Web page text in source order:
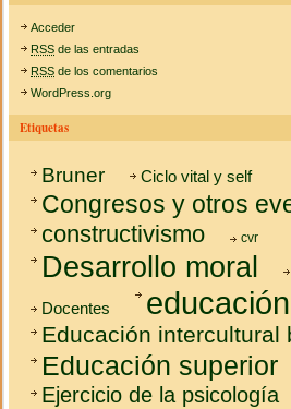
Acceder
RSS de las entradas
RSS de los comentarios
WordPress.org
Etiquetas
Bruner Ciclo vital y self
Congresos y otros
constructivismo cvr
Desarrollo moral
Docentes
Educación intercultural
Educación superior
Ejercicio de la psicología